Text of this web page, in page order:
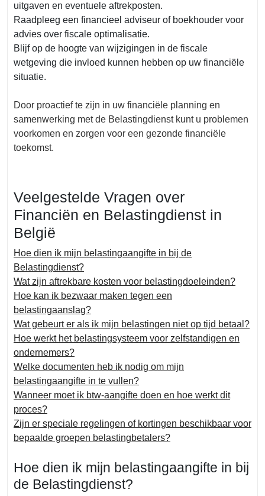
uitgaven en eventuele aftrekposten.
Raadpleeg een financieel adviseur of boekhouder voor
advies over fiscale optimalisatie.
Blijf op de hoogte van wijzigingen in de fiscale
wetgeving die invloed kunnen hebben op uw financiële
situatie.
Door proactief te zijn in uw financiële planning en
samenwerking met de Belastingdienst kunt u problemen
voorkomen en zorgen voor een gezonde financiële
toekomst.
Veelgestelde Vragen over
Financiën en Belastingdienst in
België
Hoe dien ik mijn belastingaangifte in bij de
Belastingdienst?
Wat zijn aftrekbare kosten voor belastingdoeleinden?
Hoe kan ik bezwaar maken tegen een
belastingaanslag?
Wat gebeurt er als ik mijn belastingen niet op tijd betaal?
Hoe werkt het belastingsysteem voor zelfstandigen en
ondernemers?
Welke documenten heb ik nodig om mijn
belastingaangifte in te vullen?
Wanneer moet ik btw-aangifte doen en hoe werkt dit
proces?
Zijn er speciale regelingen of kortingen beschikbaar voor
bepaalde groepen belastingbetalers?
Hoe dien ik mijn belastingaangifte in bij
de Belastingdienst?